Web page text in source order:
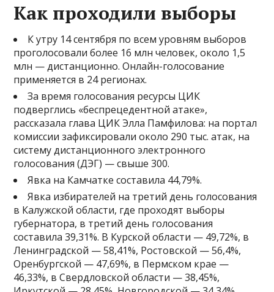
Как проходили выборы
К утру 14 сентября по всем уровням выборов
проголосовали более 16 млн человек, около 1,5
млн — дистанционно. Онлайн-голосование
применяется в 24 регионах.
За время голосования ресурсы ЦИК
подверглись «беспрецедентной атаке»,
рассказала глава ЦИК Элла Памфилова: на портал
комиссии зафиксировали около 290 тыс. атак, на
систему дистанционного электронного
голосования (ДЭГ) — свыше 300.
Явка на Камчатке составила 44,79%.
Явка избирателей на третий день голосования
в Калужской области, где проходят выборы
губернатора, в третий день голосования
составила 39,31%. В Курской области — 49,72%, в
Ленинградской — 58,41%, Ростовской — 56,4%,
Оренбургской — 47,69%, в Пермском крае —
46,33%, в Свердловской области — 38,45%,